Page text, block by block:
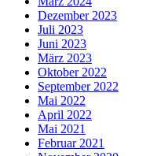
Dezember 2023
Juli 2023
Juni 2023
März 2023
Oktober 2022
September 2022
Mai 2022
April 2022
Mai 2021
Februar 2021